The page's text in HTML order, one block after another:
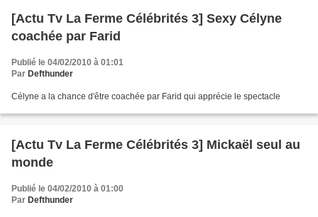
[Actu Tv La Ferme Célébrités 3] Sexy Célyne
coachée par Farid
Publié le 04/02/2010 à 01:01
Par Defthunder
Célyne a la chance d'être coachée par Farid qui apprécie le spectacle
[Actu Tv La Ferme Célébrités 3] Mickaël seul au
monde
Publié le 04/02/2010 à 01:00
Par Defthunder